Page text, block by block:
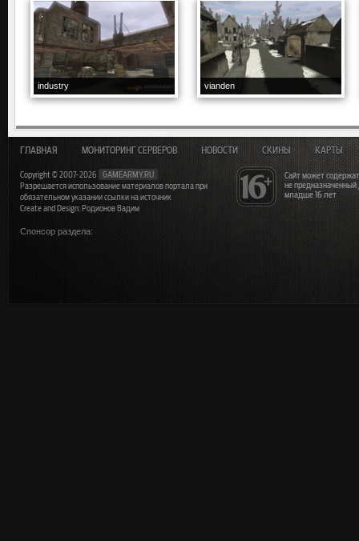
industry vianden
Сайт может
не
младше 16 лет
ГЛАВНАЯ МОНИТОРИНГ СЕРВЕРОВ НОВОСТИ СКИНЫ КАРТЫ
Copyright © 2007-2026
GAMEARMY.RU
Разрешается использование материалов портала при
обязательном указании ссылки на источник
Create and Design: Родионов Вадим
Спонсор раздела: